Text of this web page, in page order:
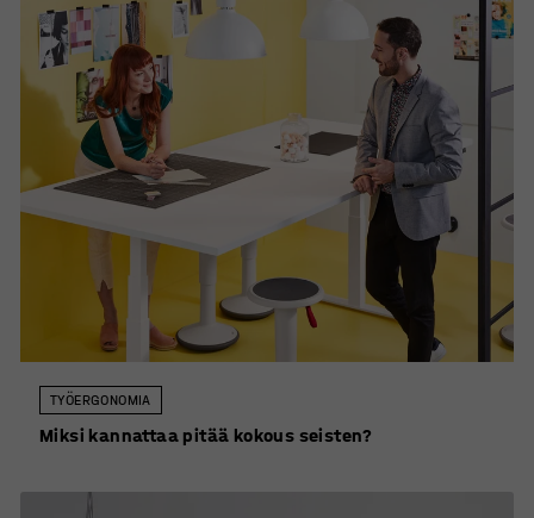
TYÖERGONOMIA
Miksi kannattaa pitää kokous seisten?